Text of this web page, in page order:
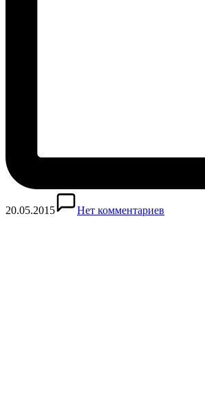
20.05.2015 Нет комментариев